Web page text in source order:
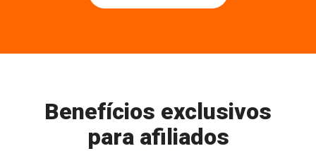
Benefícios exclusivos
para afiliados